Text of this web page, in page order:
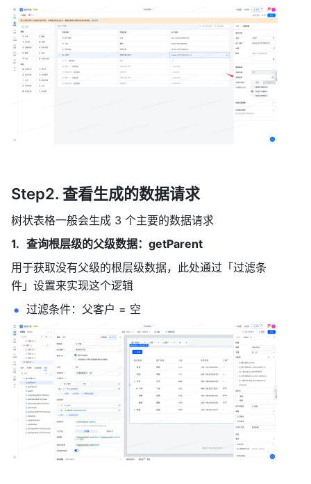
Step2. 查看生成的数据请求
树状表格一般会生成 3 个主要的数据请求
查询根层级的父级数据：getParent
用于获取没有父级的根层级数据，此处通过「过滤条
件」设置来实现这个逻辑
过滤条件：父客户 = 空